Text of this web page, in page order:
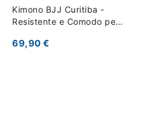
Kimono BJJ Curitiba -
Resistente e Comodo per
69,90 €